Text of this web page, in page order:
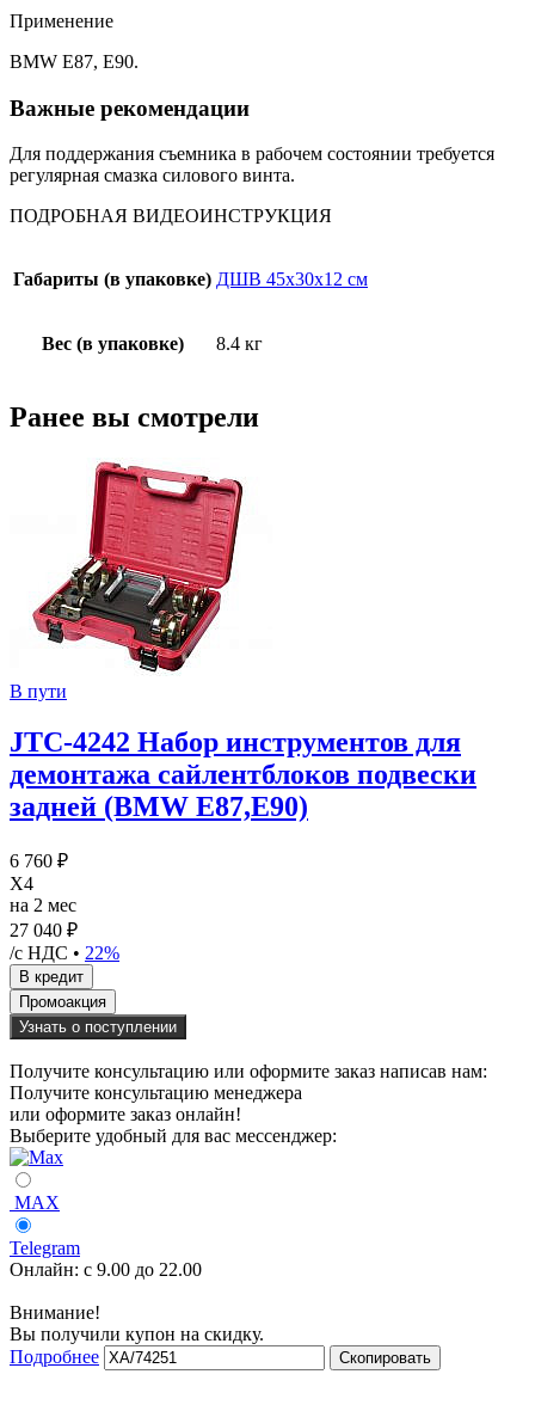
Применение
BMW E87, E90.
Важные рекомендации
Для поддержания съемника в рабочем состоянии требуется
регулярная смазка силового винта.
ПОДРОБНАЯ ВИДЕОИНСТРУКЦИЯ
Габариты (в упаковке) ДШВ 45х30х12 см
Вес (в упаковке) 8.4 кг
Ранее вы смотрели
В пути
JTC-4242 Набор инструментов для
демонтажа сайлентблоков подвески
задней (BMW E87,E90)
6 760 ₽
X4
на 2 мес
27 040 ₽
/с НДС • 22%
Узнать о поступлении
Получите консультацию или оформите заказ написав нам:
Получите консультацию менеджера
или оформите заказ онлайн!
Выберите удобный для вас мессенджер:
MAX
Telegram
Онлайн: с 9.00 до 22.00
Внимание!
Вы получили купон на скидку.
Подробнее
Скопировать